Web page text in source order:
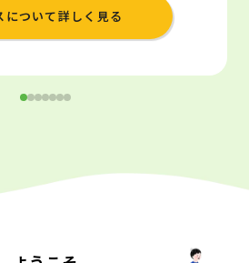
について詳しく見る